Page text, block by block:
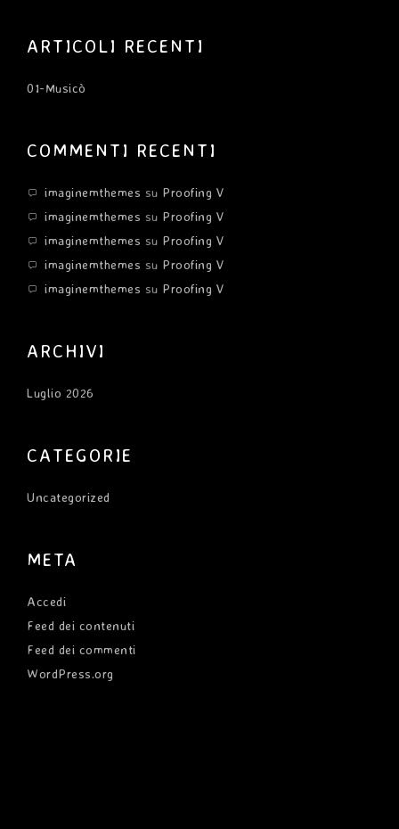
ARTICOLI RECENTI
01-Musicò
COMMENTI RECENTI
imaginemthemes su Proofing V
imaginemthemes su Proofing V
imaginemthemes su Proofing V
imaginemthemes su Proofing V
imaginemthemes su Proofing V
ARCHIVI
Luglio 2026
CATEGORIE
Uncategorized
META
Accedi
Feed dei contenuti
Feed dei commenti
WordPress.org